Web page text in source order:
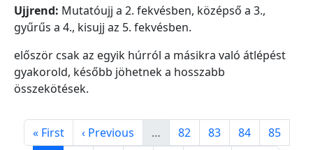
Ujjrend: Mutatóujj a 2. fekvésben, középső a 3.,
gyűrűs a 4., kisujj az 5. fekvésben.
először csak az egyik húrról a másikra való átlépést
gyakorold, később jöhetnek a hosszabb
összekötések.
Pagination
First page
« First Previous page
‹ Previous … Page
82 Page
83 Page
84 Page
85